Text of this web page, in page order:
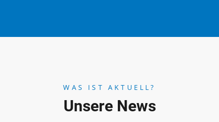
WAS IST AKTUELL?
Unsere News